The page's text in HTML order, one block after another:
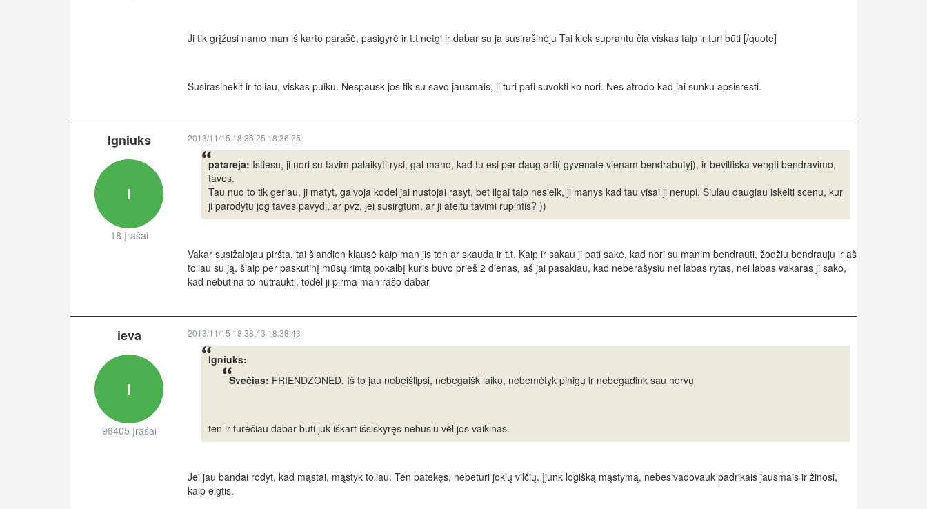
Ji tik grįžusi namo man iš karto parašė, pasigyrė ir t.t netgi ir dabar su ja susirašinėju Tai kiek suprantu čia viskas taip ir turi būti [/quote]
Susirasinekit ir toliau, viskas puiku. Nespausk jos tik su savo jausmais, ji turi pati suvokti ko nori. Nes atrodo kad jai sunku apsisresti.
Igniuks
I
18 įrašai
2013/11/15 18:36:25 18:36:25
patareja: Istiesu, ji nori su tavim palaikyti rysi, gal mano, kad tu esi per daug arti( gyvenate vienam bendrabutyj), ir beviltiska vengti bendravimo,
taves.
Tau nuo to tik geriau, ji matyt, galvoja kodel jai nustojai rasyt, bet ilgai taip nesielk, ji manys kad tau visai ji nerupi. Siulau daugiau iskelti scenu, kur
ji parodytu jog taves pavydi, ar pvz, jei susirgtum, ar ji ateitu tavimi rupintis? ))
Vakar susižalojau piršta, tai šiandien klausė kaip man jis ten ar skauda ir t.t. Kaip ir sakau ji pati sakė, kad nori su manim bendrauti, žodžiu bendrauju ir aš
toliau su ją. šiaip per paskutinį mūsų rimtą pokalbį kuris buvo prieš 2 dienas, aš jai pasakiau, kad neberašysiu nei labas rytas, nei labas vakaras ji sako,
kad nebutina to nutraukti, todėl ji pirma man rašo dabar
ieva
I
96405 įrašai
2013/11/15 18:38:43 18:38:43
Igniuks:
Svečias: FRIENDZONED. Iš to jau nebeišlipsi, nebegaišk laiko, nebemėtyk pinigų ir nebegadink sau nervų
ten ir turėčiau dabar būti juk iškart išsiskyręs nebūsiu vėl jos vaikinas.
Jei jau bandai rodyt, kad mąstai, mąstyk toliau. Ten patekęs, nebeturi jokių vilčių. Įjunk logišką mąstymą, nebesivadovauk padrikais jausmais ir žinosi,
kaip elgtis.